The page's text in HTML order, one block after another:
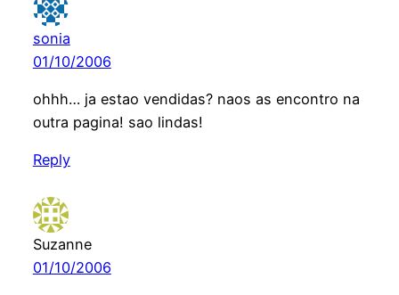
sonia
01/10/2006
ohhh… ja estao vendidas? naos as encontro na
outra pagina! sao lindas!
Reply
Suzanne
01/10/2006